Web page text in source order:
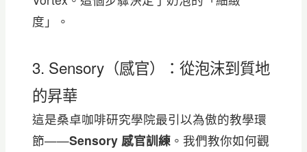
度」。
3. Sensory（感官）：從泡沫到質地
的昇華
這是桑卓咖啡研究學院最引以為傲的教學環
節——Sensory 感官訓練。我們教你如何觀